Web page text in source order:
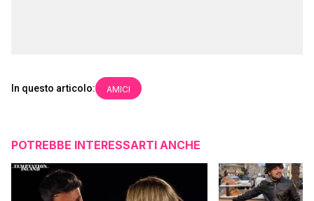
In questo articolo: AMICI
POTREBBE INTERESSARTI ANCHE